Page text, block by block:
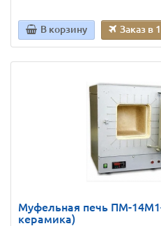
В корзину Заказ в
Муфельная печь ПМ-
керамика)